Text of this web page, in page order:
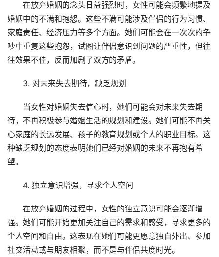
在放弃婚姻的念头日益强烈时，女性可能会频繁地提及
婚姻中的不满和抱怨。这些不满可能涉及伴侣的行为习惯、
家庭责任、经济压力等多个方面。她们可能会在一次次的争
吵中重复这些抱怨，试图让伴侣意识到问题的严重性，但往
往效果不佳，反而加剧了双方的矛盾。
3. 对未来失去期待，缺乏规划
当女性对婚姻失去信心时，她们可能会对未来失去期
待，不再积极参与婚姻生活的规划和建设。她们可能不再关
心家庭的长远发展、孩子的教育规划或个人的职业目标。这
种缺乏规划的态度表明她们已经对婚姻的未来不再抱有希
望。
4. 独立意识增强，寻求个人空间
在放弃婚姻的过程中，女性的独立意识可能会逐渐增
强。她们可能开始更加关注自己的需求和感受，寻求更多的
个人空间和自由。这表现在她们可能更愿意独自外出、参加
社交活动或与朋友相聚，而不是与伴侣共度时光。